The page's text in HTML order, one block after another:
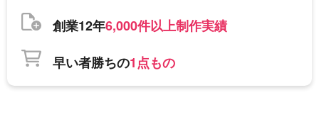
創業12年6,000件以上制作実績
早い者勝ちの1点もの